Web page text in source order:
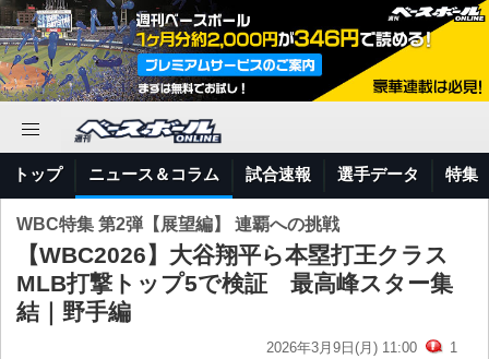
トップ ニュース＆コラム 試合速報 選手データ 特集
WBC特集 第2弾【展望編】 連覇への挑戦
【WBC2026】大谷翔平ら本塁打王クラス
MLB打撃トップ5で検証 最高峰スター集
結｜野手編
2026年3月9日(月) 11:00 1